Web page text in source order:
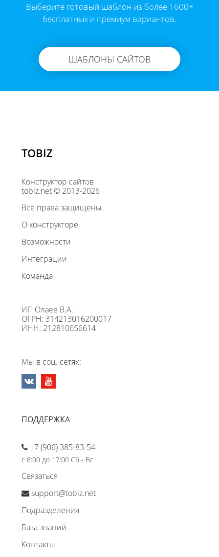
Выберите готовый шаблон из более 1600+
бесплатных и премиум вариантов.
ШАБЛОНЫ САЙТОВ
TOBIZ
Конструктор сайтов
tobiz.net © 2013-2026
Все права защищены.
О конструкторе
Возможности
Интеграции
Команда
ИП Олаев В.А.
ОГРН: 314213016200017
ИНН: 212810656614
Мы в соц. сетях:
ПОДДЕРЖКА
+7 (906) 385-83-54
с 8:00 до 17:00 Сб - Вс
Связаться
support@tobiz.net
Подразделения
База знаний
Контакты